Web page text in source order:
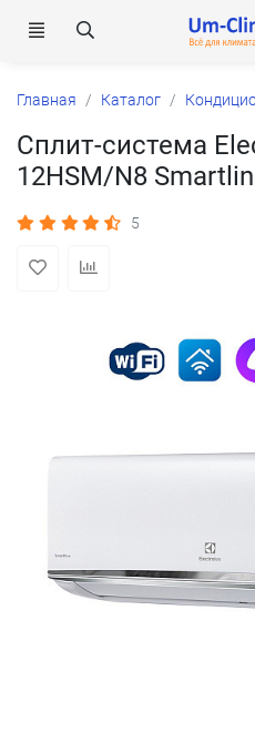
Главная Каталог
Сплит-система
12HSM/N8
5